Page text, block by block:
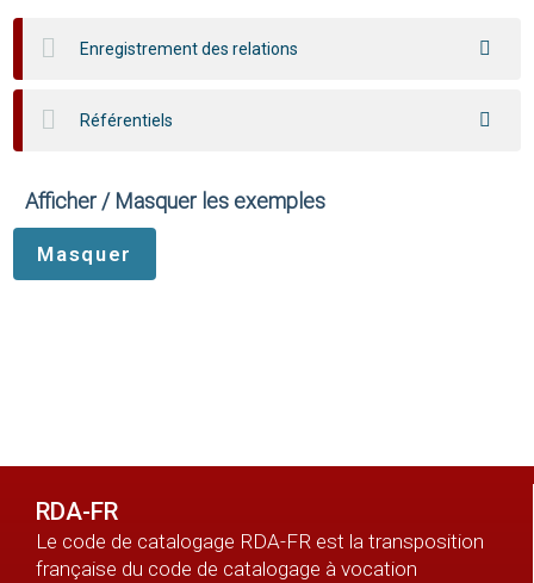
Enregistrement des relations
Référentiels
Afficher / Masquer les exemples
RDA-FR
Le code de catalogage RDA-FR est la transposition
française du code de catalogage à vocation